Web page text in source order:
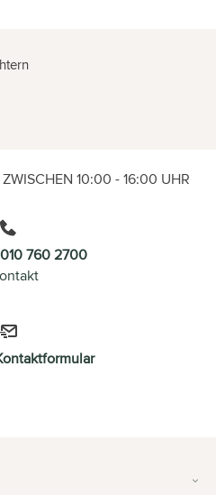
10:00 - 16:00 UHR
760 2700